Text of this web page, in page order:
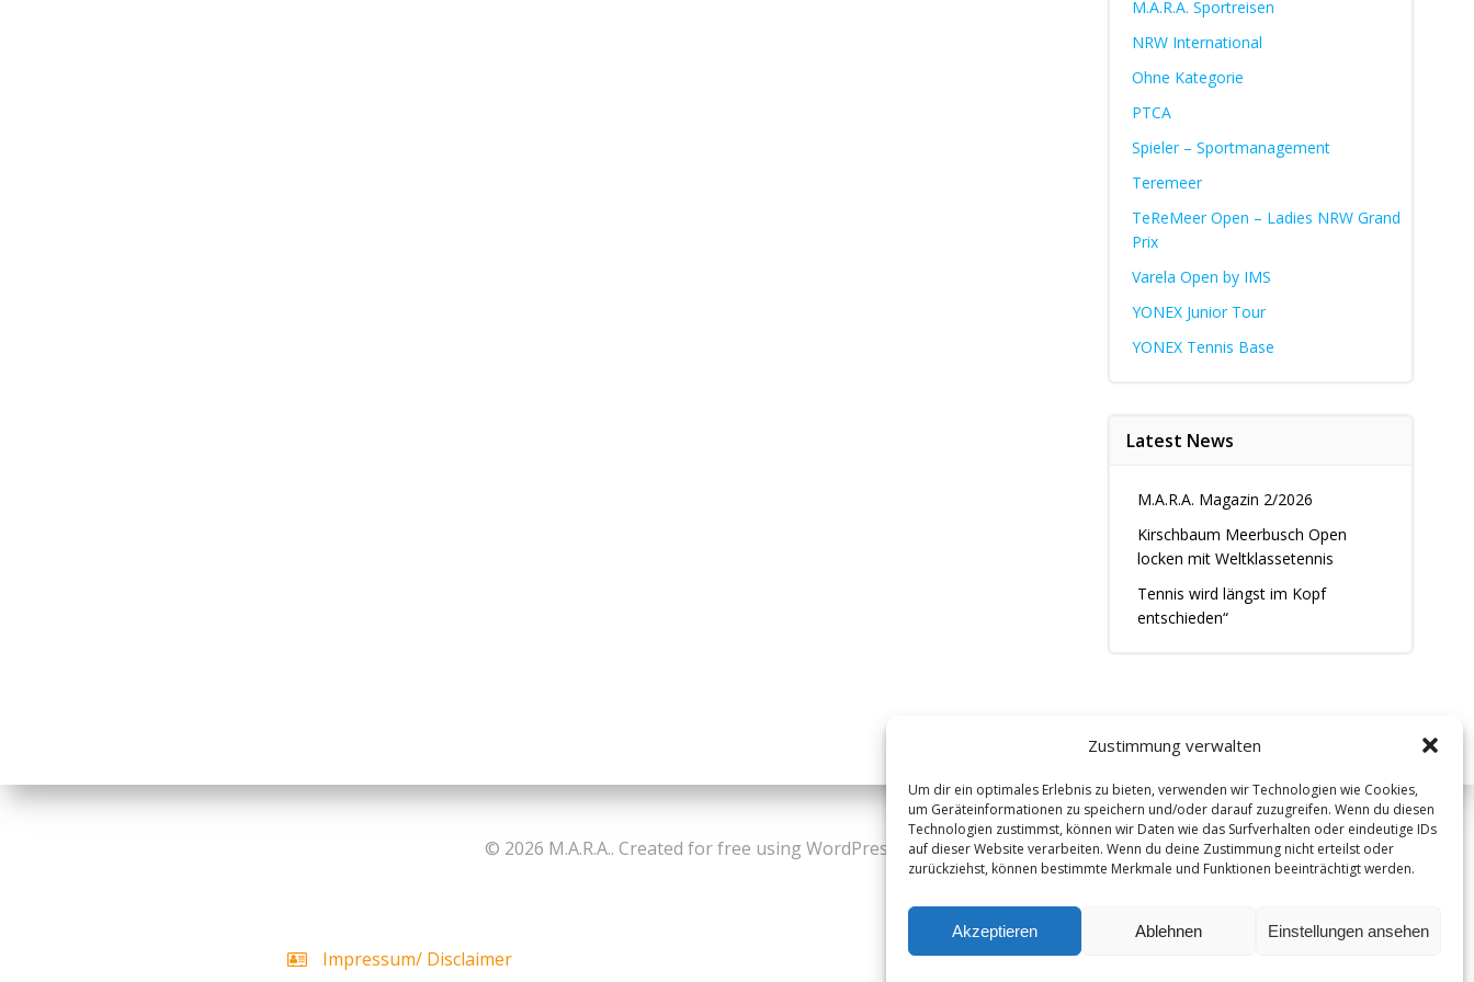
Zustimmung verwalten
Um dir ein optimales Erlebnis zu bieten, verwenden wir Technologien wie Cookies,
um Geräteinformationen zu speichern und/oder darauf zuzugreifen. Wenn du diesen
Technologien zustimmst, können wir Daten wie das Surfverhalten oder eindeutige IDs
auf dieser Website verarbeiten. Wenn du deine Zustimmung nicht erteilst oder
zurückziehst, können bestimmte Merkmale und Funktionen beeinträchtigt werden.
Akzeptieren Ablehnen Einstellungen ansehen
M.A.R.A. Sportreisen
NRW International
Ohne Kategorie
PTCA
Spieler – Sportmanagement
Teremeer
TeReMeer Open – Ladies NRW Grand
Prix
Varela Open by IMS
YONEX Junior Tour
YONEX Tennis Base
Latest News
M.A.R.A. Magazin 2/2026
Kirschbaum Meerbusch Open
locken mit Weltklassetennis
Tennis wird längst im Kopf
entschieden“
© 2026 M.A.R.A.. Created for free using WordPress andColibri
Impressum/ Disclaimer Datenschutz